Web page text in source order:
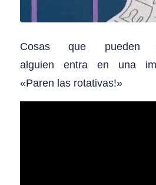
Cosas que pueden
alguien entra en una
«Paren las rotativas!»